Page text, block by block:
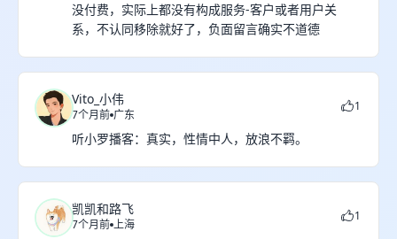
没付费，实际上都没有构成服务-客户或者用户关
系，不认同移除就好了，负面留言确实不道德
Vito_小伟
7个月前 广东
1
听小罗播客：真实，性情中人，放浪不羁。
凯凯和路飞
7个月前 上海
1